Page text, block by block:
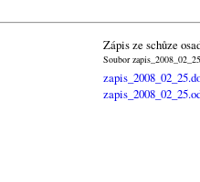
Zápis ze schůze
Soubor